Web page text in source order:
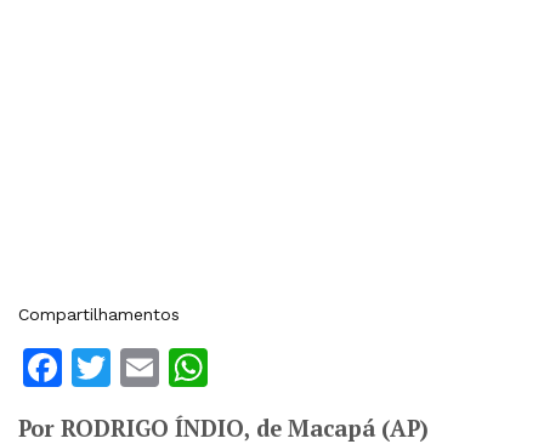
Compartilhamentos
Facebook
Twitter
Email
Por RODRIGO ÍNDIO, de Macapá (AP)